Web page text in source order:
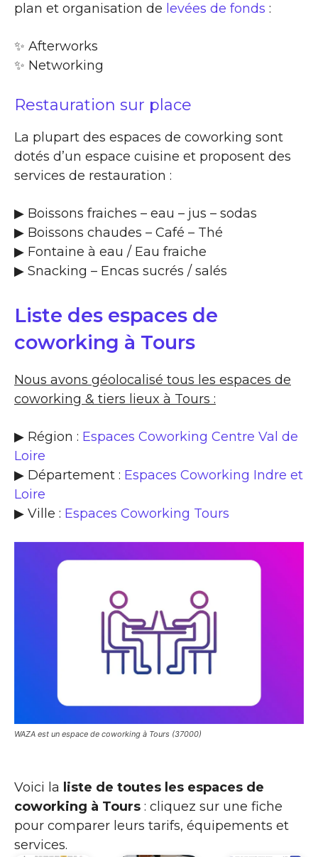
plan et organisation de levées de fonds :
✨​ Afterworks
✨​ Networking
Restauration sur place
La plupart des espaces de coworking sont
dotés d’un espace cuisine et proposent des
services de restauration :
▶​ Boissons fraiches – eau – jus – sodas
▶​ Boissons chaudes – Café – Thé
▶​ Fontaine à eau / Eau fraiche
▶​ Snacking – Encas sucrés / salés
Liste des espaces de
coworking à Tours
Nous avons géolocalisé tous les espaces de
coworking & tiers lieux à Tours :
▶ Région : Espaces Coworking Centre Val de
Loire
▶ Département : Espaces Coworking Indre et
Loire
▶ Ville : Espaces Coworking Tours
WAZA est un espace de coworking à Tours (37000)
Voici la liste de toutes les espaces de
coworking à Tours : cliquez sur une fiche
pour comparer leurs tarifs, équipements et
services.